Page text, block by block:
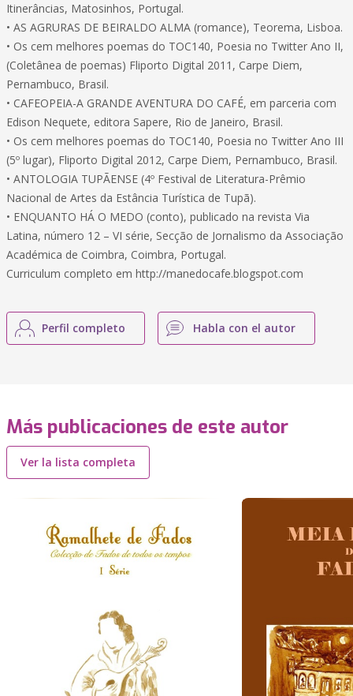
Itinerâncias, Matosinhos, Portugal.
• AS AGRURAS DE BEIRALDO ALMA (romance), Teorema, Lisboa.
• Os cem melhores poemas do TOC140, Poesia no Twitter Ano II,
(Coletânea de poemas) Fliporto Digital 2011, Carpe Diem,
Pernambuco, Brasil.
• CAFEOPEIA-A GRANDE AVENTURA DO CAFÉ, em parceria com
Edison Nequete, editora Sapere, Rio de Janeiro, Brasil.
• Os cem melhores poemas do TOC140, Poesia no Twitter Ano III
(5º lugar), Fliporto Digital 2012, Carpe Diem, Pernambuco, Brasil.
• ANTOLOGIA TUPÃENSE (4º Festival de Literatura-Prêmio
Nacional de Artes da Estância Turística de Tupã).
• ENQUANTO HÁ O MEDO (conto), publicado na revista Via
Latina, número 12 – VI série, Secção de Jornalismo da Associação
Académica de Coimbra, Coimbra, Portugal.
Curriculum completo em http://manedocafe.blogspot.com
Perfil completo Habla con el autor
Más publicaciones de este autor
Ver la lista completa